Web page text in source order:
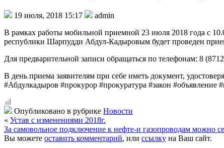
19 июля, 2018 15:17
admin
В рамках работы мобильной приемной 23 июля 2018 года с
республики Шарпудди Абдул-Кадыровым будет проведен
Для предварительной записи обращаться по телефонам: 8
В день приема заявителям при себе иметь документ,
#Абдулкадыров #прокурор #прокуратура #закон #объявление
Опубликовано в рубрике Новости
« Устав с изменениями 2018г.
За самовольное подключение к нефте-и газопроводам можно
Вы можете оставить комментарий, или ссылку на Ваш сайт.